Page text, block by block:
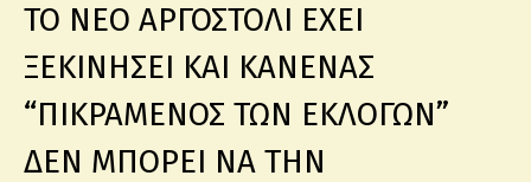
ΤΟ ΝΕΟ ΑΡΓΟΣΤΟΛΙ ΕΧΕΙ
ΞΕΚΙΝΗΣΕΙ ΚΑΙ ΚΑΝΕΝΑΣ
“ΠΙΚΡΑΜΕΝΟΣ ΤΩΝ ΕΚΛΟΓΩΝ”
ΔΕΝ ΜΠΟΡΕΙ ΝΑ ΤΗΝ